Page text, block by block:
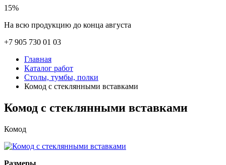
15%
На всю продукцию до конца августа
+7 905 730 01 03
Главная
Каталог работ
Столы, тумбы, полки
Комод с стеклянными вставками
Комод с стеклянными вставками
Комод
Размеры